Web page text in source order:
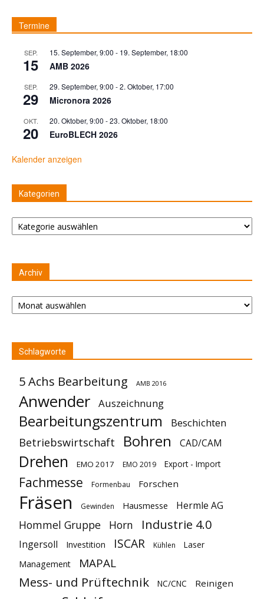
Termine
SEP.
15
15. September, 9:00 - 19. September, 18:00
AMB 2026
SEP.
29
29. September, 9:00 -2. Oktober, 17:00
Micronora 2026
OKT.
20
20. Oktober, 9:00 -23. Oktober, 18:00
EuroBLECH 2026
Kalender anzeigen
Kategorien
Kategorien
Archiv
Archiv
Schlagworte
5 Achs Bearbeitung AMB 2016
Anwender Auszeichnung
Bearbeitungszentrum Beschichten
Betriebswirtschaft Bohren CAD/CAM
Drehen EMO 2017 EMO 2019 Export - Import
Fachmesse Formenbau Forschen
Fräsen Gewinden Hausmesse Hermle AG
Hommel Gruppe Horn Industrie 4.0
Ingersoll Investition ISCAR Kühlen
Laser
Management
MAPAL
Mess- und Prüftechnik NC/CNC Reinigen